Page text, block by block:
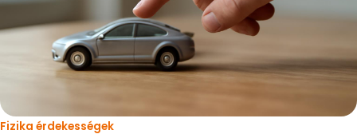
Fizika érdekességek